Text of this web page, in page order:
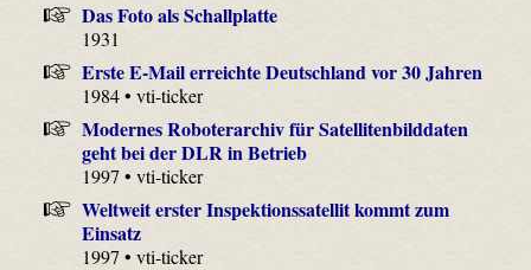
Das Foto als Schallplatte
1931
Erste E-Mail erreichte Deutschland vor 30 Jahren
1984 • vti-ticker
Modernes Roboterarchiv für Satellitenbilddaten
geht bei der DLR in Betrieb
1997 • vti-ticker
Weltweit erster Inspektionssatellit kommt zum
Einsatz
1997 • vti-ticker